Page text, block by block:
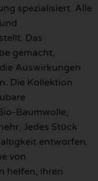
spezialisiert. Alle
Das
gemacht,
Auswirkungen
Die Kollektion
Baumwolle,
Jedes Stück
entworfen.
von
helfen, ihren